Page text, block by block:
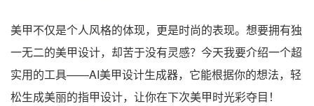
美甲不仅是个人风格的体现，更是时尚的表现。想要拥有独
一无二的美甲设计，却苦于没有灵感？今天我要介绍一个超
实用的工具——AI美甲设计生成器，它能根据你的想法，轻
松生成美丽的指甲设计，让你在下次美甲时光彩夺目！